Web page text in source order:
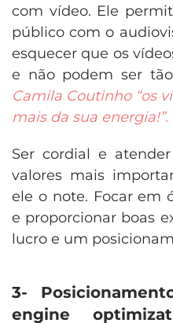
com vídeo. Ele
público com o
esquecer que os
e não podem ser
Camila Coutinho “os
mais da sua energia!”.
Ser cordial e
valores mais
ele o note. Focar em
e proporcionar boas
lucro e um
3-
engine